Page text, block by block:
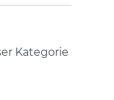
Kategorie